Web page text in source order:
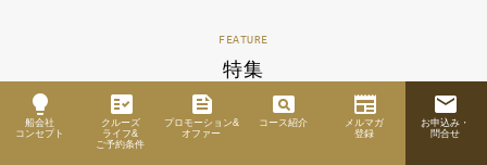
lightbulb
船会社
コンセプト
fact_check
クルーズ
ライフ&
ご予約条件
feed
プロモーション&
オファー
pageview
コース紹介
newspaper
メルマガ
登録
email
お申込み・
問合せ
FEATURE
特集